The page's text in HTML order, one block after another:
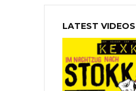
LATEST VIDEOS